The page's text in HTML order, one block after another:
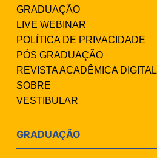
GRADUAÇÃO
LIVE WEBINAR
POLÍTICA DE PRIVACIDADE
PÓS GRADUAÇÃO
REVISTA ACADÊMICA DIGITAL
SOBRE
VESTIBULAR
GRADUAÇÃO